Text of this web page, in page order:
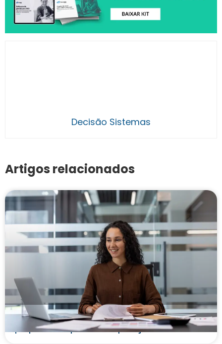
Decisão Sistemas
Artigos relacionados
Como fazer análise de crédito para MEI e
pequenas empresas na operação da ESC